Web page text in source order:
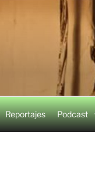
Reportajes Podcast